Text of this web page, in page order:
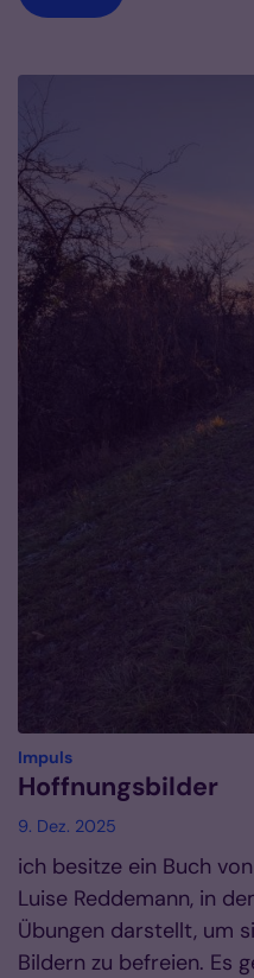
Impuls:
Hoffnungsbilder
9. Dez. 2025
ich besitze ein Buch
Luise Reddemann, in
Übungen darstellt, um
Bildern zu befreien. Es